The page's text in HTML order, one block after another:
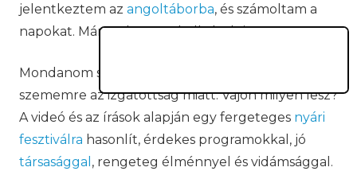
jelentkeztem az angoltáborba, és számoltam a
napokat. Már csak egyet kell aludni.
Mondanom sem kell, hogy sokáig nem jött álom a
szememre az izgatottság miatt. Vajon milyen lesz?
A videó és az írások alapján egy fergeteges nyári
fesztiválra hasonlít, érdekes programokkal, jó
társasággal , rengeteg élménnyel és vidámsággal.